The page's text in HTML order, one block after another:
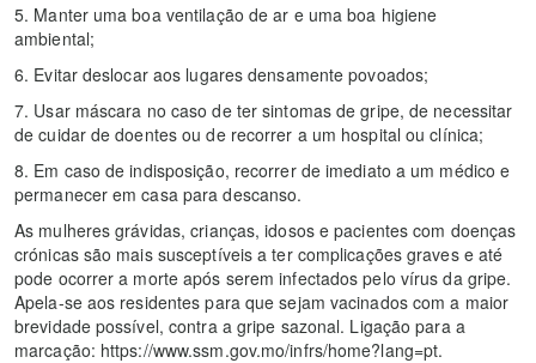
5. Manter uma boa ventilação de ar e uma boa higiene
ambiental;
6. Evitar deslocar aos lugares densamente povoados;
7. Usar máscara no caso de ter sintomas de gripe, de necessitar
de cuidar de doentes ou de recorrer a um hospital ou clínica;
8. Em caso de indisposição, recorrer de imediato a um médico e
permanecer em casa para descanso.
As mulheres grávidas, crianças, idosos e pacientes com doenças
crónicas são mais susceptíveis a ter complicações graves e até
pode ocorrer a morte após serem infectados pelo vírus da gripe.
Apela-se aos residentes para que sejam vacinados com a maior
brevidade possível, contra a gripe sazonal. Ligação para a
marcação: https://www.ssm.gov.mo/infrs/home?lang=pt.